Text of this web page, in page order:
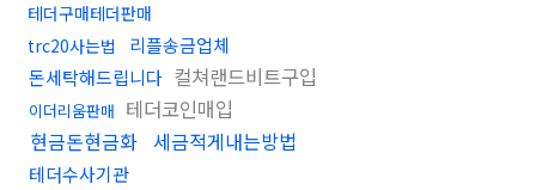
테더구매테더판매
trc20사는법
리플송금업체
돈세탁해드립니다 컬쳐랜드비트구입
이더리움판매 테더코인매입
현금돈현금화 세금적게내는방법
테더수사기관